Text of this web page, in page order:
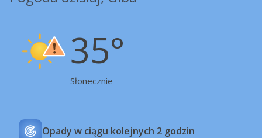
35°
Słonecznie
Opady w ciągu kolejnych 2 godzin